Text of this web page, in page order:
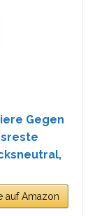
Gegen
auf Amazon